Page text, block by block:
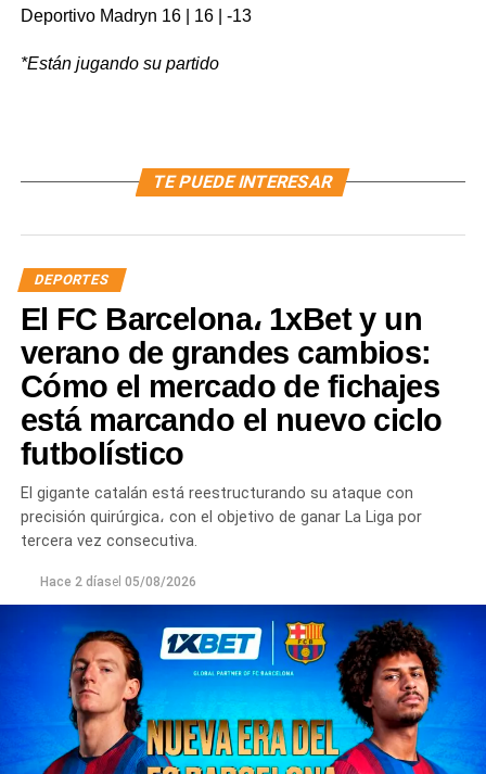
Deportivo Madryn 16 | 16 | -13
*Están jugando su partido
TE PUEDE INTERESAR
DEPORTES
El FC Barcelona، 1xBet y un
verano de grandes cambios:
Cómo el mercado de fichajes
está marcando el nuevo ciclo
futbolístico
El gigante catalán está reestructurando su ataque con
precisión quirúrgica، con el objetivo de ganar La Liga por
tercera vez consecutiva.
Hace 2 díasel 05/08/2026